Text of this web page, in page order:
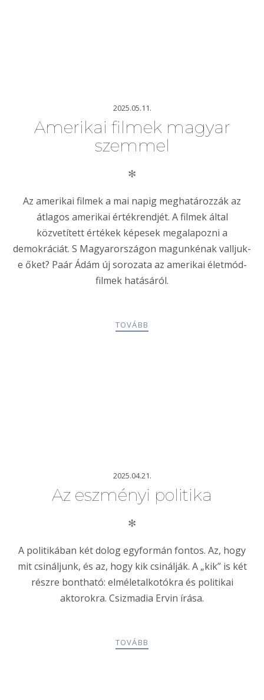
2025.05.11.
Amerikai filmek magyar
szemmel
✻
Az amerikai filmek a mai napig meghatározzák az
átlagos amerikai értékrendjét. A filmek által
közvetített értékek képesek megalapozni a
demokráciát. S Magyarországon magunkénak valljuk-
e őket? Paár Ádám új sorozata az amerikai életmód-
filmek hatásáról.
TOVÁBB
2025.04.21.
Az eszményi politika
✻
A politikában két dolog egyformán fontos. Az, hogy
mit csináljunk, és az, hogy kik csinálják. A „kik” is két
részre bontható: elméletalkotókra és politikai
aktorokra. Csizmadia Ervin írása.
TOVÁBB